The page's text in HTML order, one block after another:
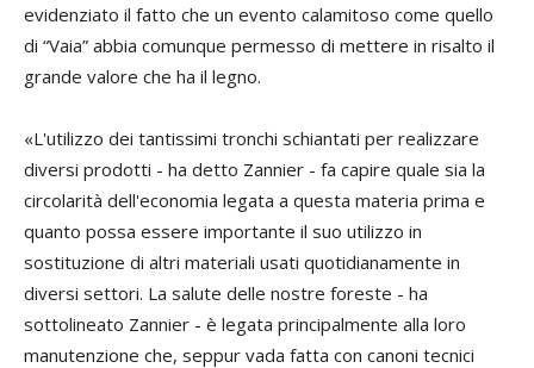
evidenziato il fatto che un evento calamitoso come quello
di “Vaia” abbia comunque permesso di mettere in risalto il
grande valore che ha il legno.
«L'utilizzo dei tantissimi tronchi schiantati per realizzare
diversi prodotti - ha detto Zannier - fa capire quale sia la
circolarità dell'economia legata a questa materia prima e
quanto possa essere importante il suo utilizzo in
sostituzione di altri materiali usati quotidianamente in
diversi settori. La salute delle nostre foreste - ha
sottolineato Zannier - è legata principalmente alla loro
manutenzione che, seppur vada fatta con canoni tecnici